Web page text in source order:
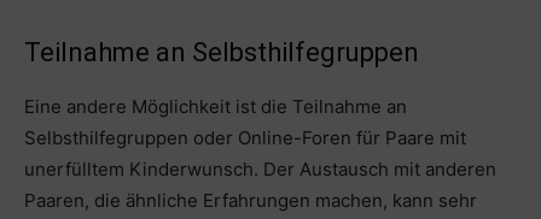
Teilnahme an Selbsthilfegruppen
Eine andere Möglichkeit ist die Teilnahme an
Selbsthilfegruppen oder Online-Foren für Paare mit
unerfülltem Kinderwunsch. Der Austausch mit anderen
Paaren, die ähnliche Erfahrungen machen, kann sehr